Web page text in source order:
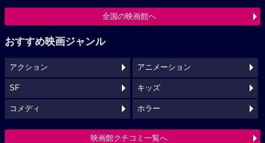
全国の映画館へ
おすすめ映画ジャンル
アクション アニメーション
SF キッズ
コメディ ホラー
映画館クチコミ一覧へ